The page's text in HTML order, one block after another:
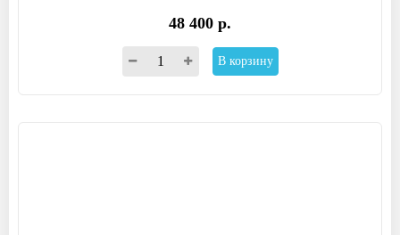
48 400 р.
В корзину